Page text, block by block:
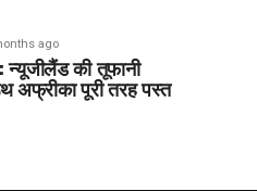
ago
न्यूजीलैंड की तूफानी
अफ्रीका पूरी तरह पस्त